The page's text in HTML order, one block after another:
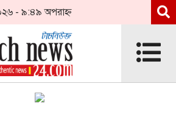
- ৯:৪৯ অপরাহ্ন